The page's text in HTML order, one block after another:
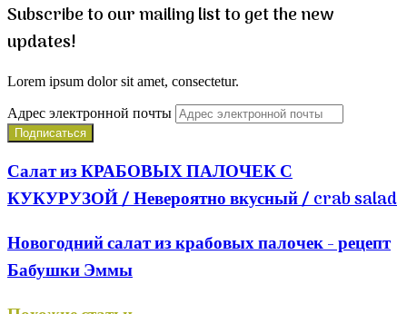
Subscribe to our mailing list to get the new
updates!
Lorem ipsum dolor sit amet, consectetur.
Адрес электронной почты
Салат из КРАБОВЫХ ПАЛОЧЕК С
КУКУРУЗОЙ / Невероятно вкусный / crab salad
Новогодний салат из крабовых палочек - рецепт
Бабушки Эммы